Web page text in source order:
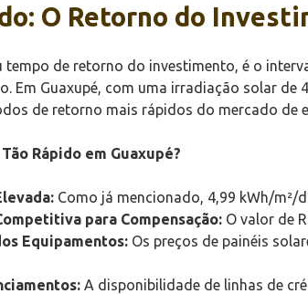
O Retorno do
tempo de retorno do investimento, é o
Em Guaxupé, com uma irradiação solar
de retorno mais rápidos do mercado de
Rápido em Guaxupé?
Como já mencionado, 4,99 kWh/m²/
para Compensação: O valor de
Equipamentos: Os preços de painéis
A disponibilidade de linhas de